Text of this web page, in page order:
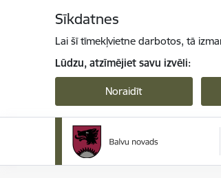
Sīkdatnes
Lai šī tīmekļvietne darbotos, tā
Lūdzu, atzīmējiet savu izvēli:
Noraidīt